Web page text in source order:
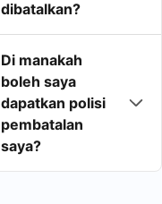
dibatalkan?
Di manakah
boleh saya
dapatkan polisi
pembatalan
saya?